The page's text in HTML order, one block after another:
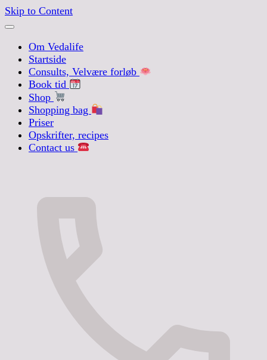
Skip to Content
Om Vedalife
Startside
Consults, Velvære forløb
Book tid
Shop
Shopping bag
Priser
Opskrifter, recipes
Contact us